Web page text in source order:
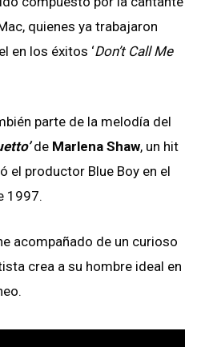
quienes ya trabajaron
en los éxitos ‘Don’t Call Me
parte de la melodía del
de Marlena Shaw, un hit
el productor Blue Boy en el
1997.
acompañado de un curioso
crea a su hombre ideal en